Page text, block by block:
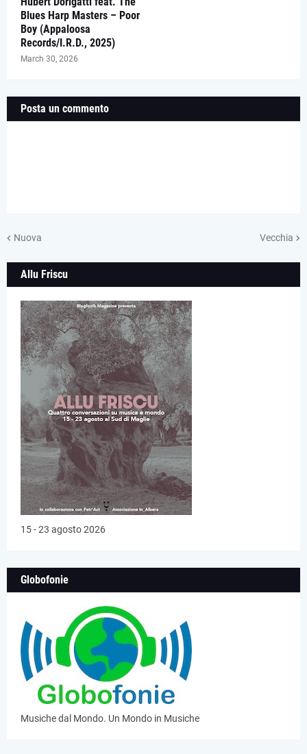
Blues Harp Masters – Poor
Boy (Appaloosa
Records/I.R.D., 2025)
March 30, 2026
Posta un commento
Nuova Vecchia
Allu Friscu
15 - 23 agosto 2026
Globofonie
Musiche dal Mondo. Un Mondo in Musiche